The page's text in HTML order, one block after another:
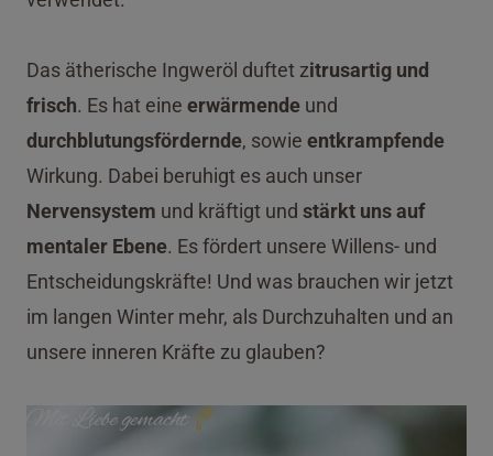
Das ätherische Ingweröl duftet zitrusartig und
frisch. Es hat eine erwärmende und
durchblutungsfördernde, sowie entkrampfende
Wirkung. Dabei beruhigt es auch unser
Nervensystem und kräftigt und stärkt uns auf
mentaler Ebene. Es fördert unsere Willens- und
Entscheidungskräfte! Und was brauchen wir jetzt
im langen Winter mehr, als Durchzuhalten und an
unsere inneren Kräfte zu glauben?